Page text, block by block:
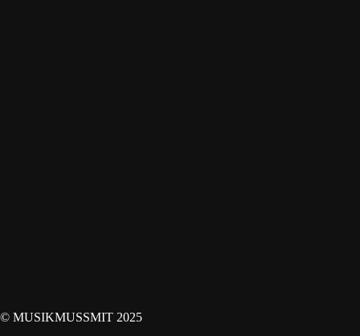
© MUSIKMUSSMIT 2025